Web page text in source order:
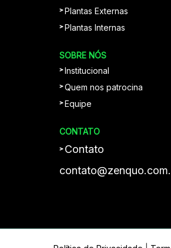
Plantas Externas
Plantas Internas
SOBRE NÓS
Institucional
Quem nos patrocina
Equipe
CONTATO
Contato